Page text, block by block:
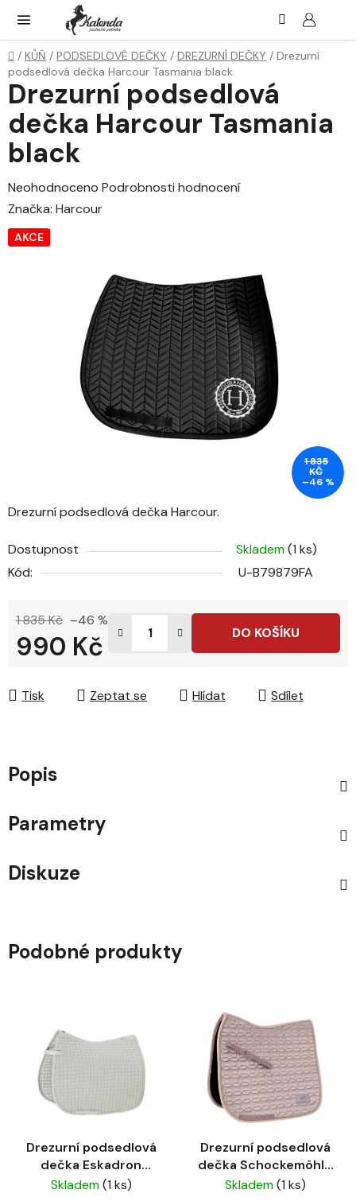
obsah
Domů
/ KŮŇ / PODSEDLOVÉ DEČKY / DREZURNÍ DEČKY / Drezurní
podsedlová dečka Harcour Tasmania black
Drezurní podsedlová dečka Harcour.
Dostupnost Skladem(1 ks)
Kód:
U-B79879FA
1 835 Kč –46 %
990 Kč DO KOŠÍKU
Tisk Zeptat se Hlídat Sdílet
Drezurní podsedlová
dečka Harcour Tasmania
black
Průměrné
hodnocení
produktu
je
Neohodnoceno Podrobnosti hodnocení
Značka: Harcour
AKCE
1 835
KČ
–46 %
Popis
Parametry
Diskuze
Podobné produkty
Drezurní podsedlová
dečka Eskadron
platinum 22 cotton
Skladem(1 ks)
Drezurní podsedlová
dečka Schockemöhle
Velvet cardamon
Skladem(1 ks)